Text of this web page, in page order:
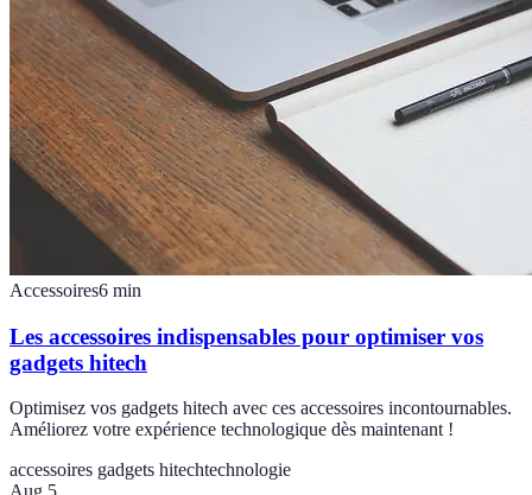
Accessoires6 min
Les accessoires indispensables pour optimiser vos
gadgets hitech
Optimisez vos gadgets hitech avec ces accessoires incontournables.
Améliorez votre expérience technologique dès maintenant !
accessoires gadgets hitechtechnologie